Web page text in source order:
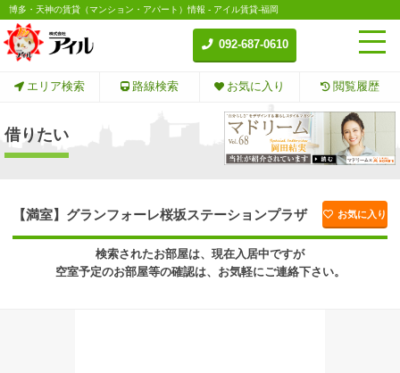
博多・天神の賃貸（マンション・アパート）情報 - アイル賃貸-福岡
092-687-0610
エリア検索 路線検索 お気に入り 閲覧履歴
借りたい
【満室】グランフォーレ桜坂ステーションプラザ お気に入り
検索されたお部屋は、現在入居中ですが
空室予定のお部屋等の確認は、お気軽にご連絡下さい。